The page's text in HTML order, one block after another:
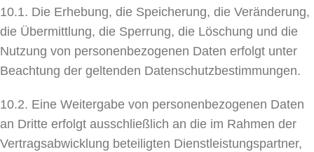
10.1. Die Erhebung, die Speicherung, die Veränderung,
die Übermittlung, die Sperrung, die Löschung und die
Nutzung von personenbezogenen Daten erfolgt unter
Beachtung der geltenden Datenschutzbestimmungen.
10.2. Eine Weitergabe von personenbezogenen Daten
an Dritte erfolgt ausschließlich an die im Rahmen der
Vertragsabwicklung beteiligten Dienstleistungspartner,